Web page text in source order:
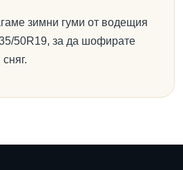
зимни гуми от водещия
50R19, за да шофирате